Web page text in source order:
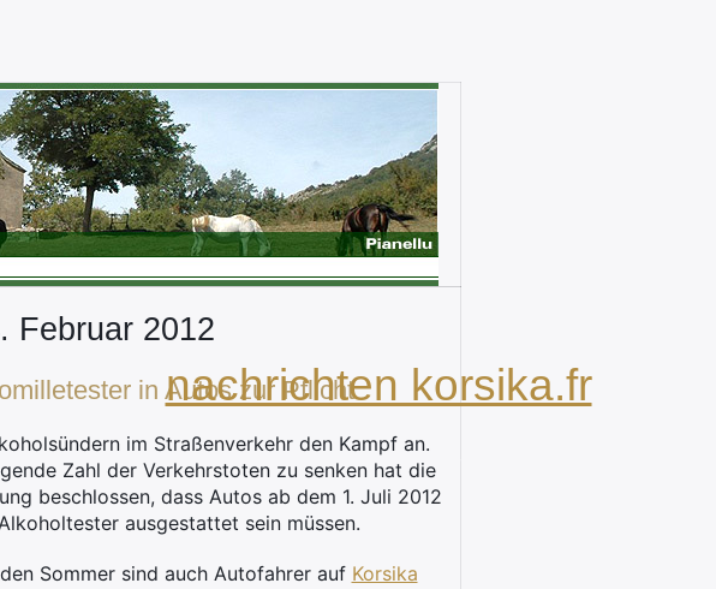
nachrichten korsika.fr
Februar 2012
in Autos zur Pflicht
im Straßenverkehr den Kampf an.
Zahl der Verkehrstoten zu senken hat die
beschlossen, dass Autos ab dem 1. Juli 2012
ausgestattet sein müssen.
Sommer sind auch Autofahrer auf Korsika